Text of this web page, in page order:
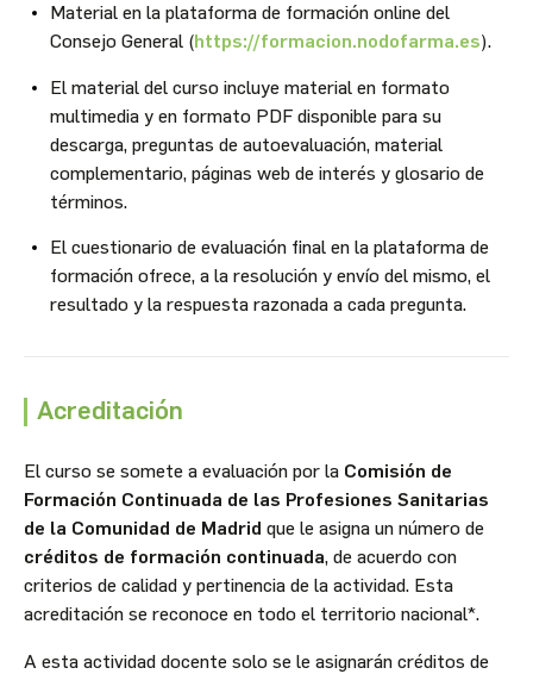
Material en la plataforma de formación online del
Consejo General (https://formacion.nodofarma.es).
El material del curso incluye material en formato
multimedia y en formato PDF disponible para su
descarga, preguntas de autoevaluación, material
complementario, páginas web de interés y glosario de
términos.
El cuestionario de evaluación final en la plataforma de
formación ofrece, a la resolución y envío del mismo, el
resultado y la respuesta razonada a cada pregunta.
Acreditación
El curso se somete a evaluación por la Comisión de
Formación Continuada de las Profesiones Sanitarias
de la Comunidad de Madrid que le asigna un número de
créditos de formación continuada, de acuerdo con
criterios de calidad y pertinencia de la actividad. Esta
acreditación se reconoce en todo el territorio nacional*.
A esta actividad docente solo se le asignarán créditos de